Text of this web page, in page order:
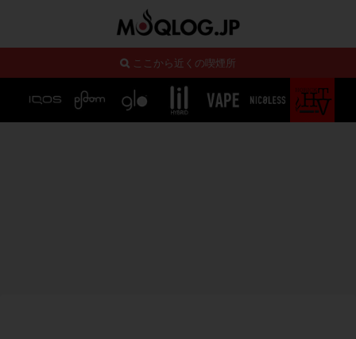
ここから近くの喫煙所